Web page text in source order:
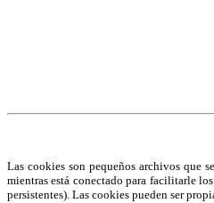
Las cookies son pequeños archivos que
mientras está conectado para facilitarle
persistentes). Las cookies pueden ser